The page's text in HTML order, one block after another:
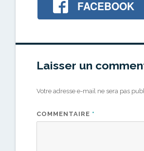
FACEBOOK
Laisser un
Votre adresse e-mail ne sera pas
COMMENTAIRE *